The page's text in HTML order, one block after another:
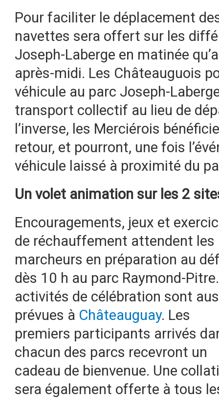
Pour faciliter le déplacement
navettes sera offert sur les
Joseph-Laberge en matinée
après-midi. Les Châteauguois
véhicule au parc Joseph-
transport collectif au lieu de
l’inverse, les Merciérois
retour, et pourront, une fois
véhicule laissé à proximité du
Un volet animation sur les 2
Encouragements, jeux et
de réchauffement attendent les
marcheurs en préparation au
dès 10 h au parc Raymond-
activités de célébration sont
prévues à Châteauguay. Les
premiers participants arrivés
chacun des parcs recevront un
cadeau de bienvenue. Une
sera également offerte à tous